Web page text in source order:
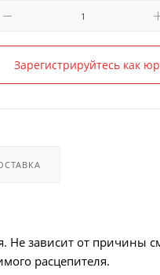
Зарегистрируйтесь как
Не зависит от причины
расцепителя.